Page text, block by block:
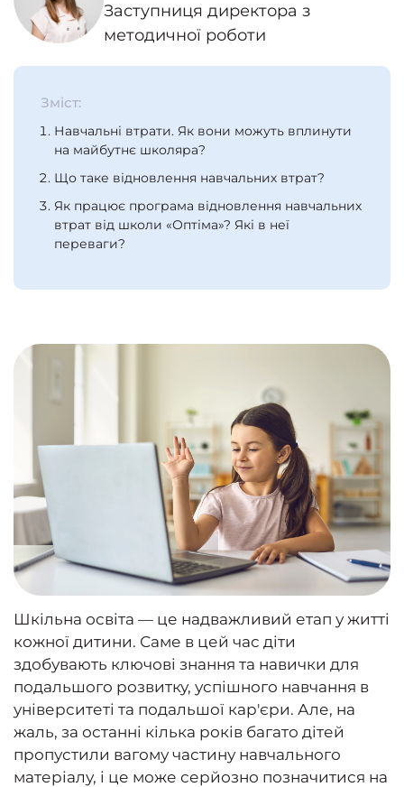
Заступниця директора з
методичної роботи
Зміст:
Навчальні втрати. Як вони можуть вплинути
на майбутнє школяра?
Що таке відновлення навчальних втрат?
Як працює програма відновлення навчальних
втрат від школи «Оптіма»? Які в неї
переваги?
Шкільна освіта — це надважливий етап у житті
кожної дитини. Саме в цей час діти
здобувають ключові знання та навички для
подальшого розвитку, успішного навчання в
університеті та подальшої кар'єри. Але, на
жаль, за останні кілька років багато дітей
пропустили вагому частину навчального
матеріалу, і це може серйозно позначитися на